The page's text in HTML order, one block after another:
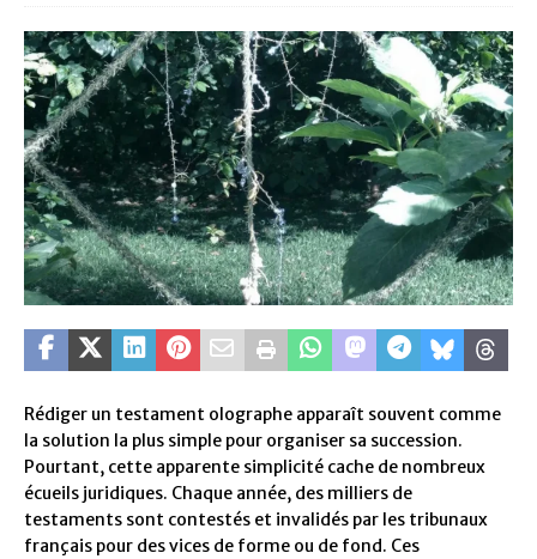
Rédiger un testament olographe apparaît souvent comme
la solution la plus simple pour organiser sa succession.
Pourtant, cette apparente simplicité cache de nombreux
écueils juridiques. Chaque année, des milliers de
testaments sont contestés et invalidés par les tribunaux
français pour des vices de forme ou de fond. Ces